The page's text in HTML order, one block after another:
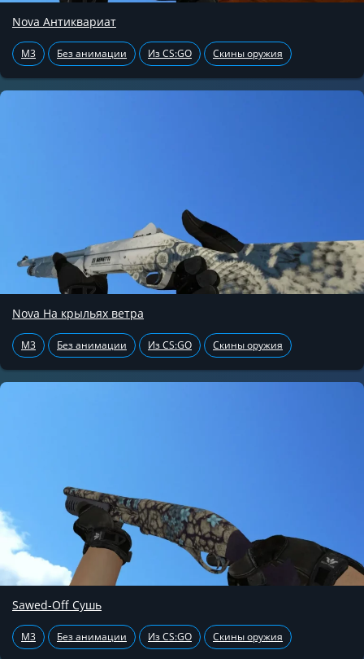
Nova Антиквариат
M3 Без анимации Из CS:GO Скины оружия
Nova На крыльях ветра
M3 Без анимации Из CS:GO Скины оружия
Sawed-Off Сушь
M3 Без анимации Из CS:GO Скины оружия